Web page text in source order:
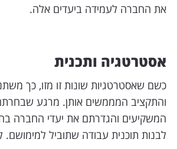
את החברה לעמידה ביעדים אלה.
אסטרטגיה ותכנית
כשם שאסטרטגיות שונות זו מזו, כך
והתקציב המממשים אותן. מרגע
המשקיעים והגדרתם את יעדי החברה
לבנות תוכנית עבודה שתוביל